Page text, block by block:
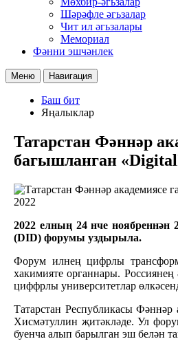
Шәрәфле әгьзалар
Чит ил әгьзалары
Мемориал
Фәнни эшчәнлек
Меню Навигация
Баш бит
Яңалыклар
Татарстан Фәннәр
багышланган
2022
2022 елның 24 нче ноябреннән
(DID) форумы уздырыла.
Форум илнең цифрлы
хакимияте органнары.
циффрлы университетлар
Татарстан Республикасы
Хисмәтуллин җитәкләде. Ул
буенча алып барылган эш белән